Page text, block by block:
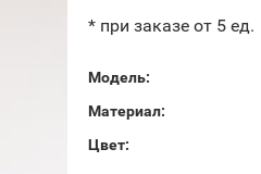
* при заказе от 5 ед.
Модель:
Материал:
Цвет: